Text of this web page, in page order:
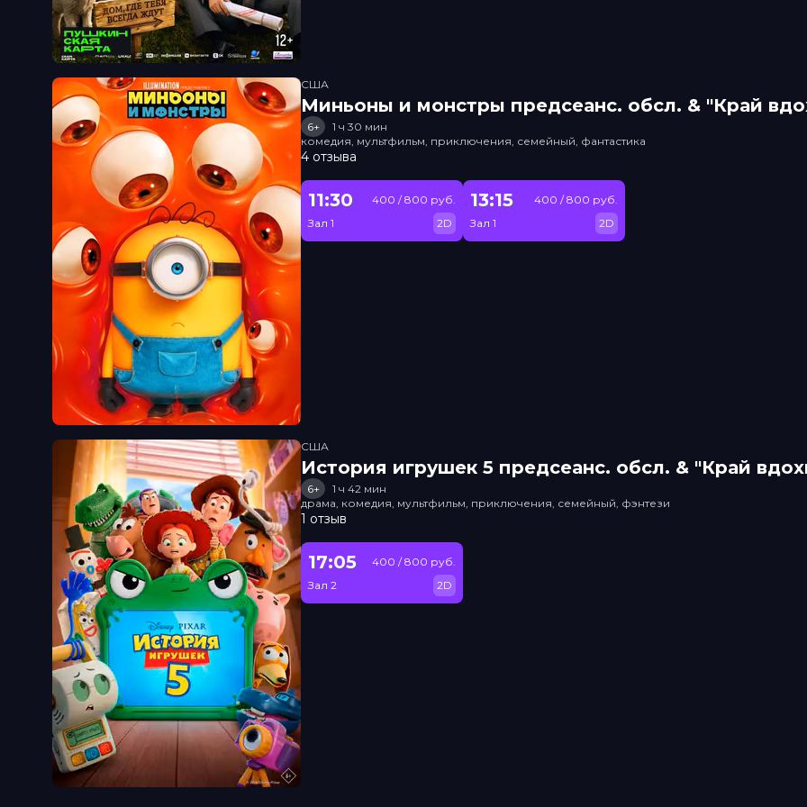
США
Миньоны и монстры прeдсeанc. обсл. & "Край
6+
1 ч 30 мин
комедия, мультфильм, приключения, семейный, фантастика
4 отзыва
11:30
Зал 1
400 / 800 руб.
2D
13:15
Зал 1
400 / 800 руб.
2D
США
История игрушек 5 прeдсeанc. обсл. & "Край
6+
1 ч 42 мин
драма, комедия, мультфильм, приключения, семейный, фэнтези
1 отзыв
17:05
Зал 2
400 / 800 руб.
2D